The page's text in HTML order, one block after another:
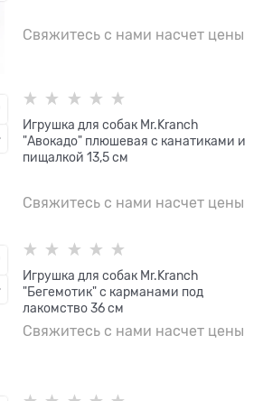
Свяжитесь с нами насчет цены
Игрушка для собак Mr.Kranch
"Авокадо" плюшевая с канатиками и
пищалкой 13,5 см
Свяжитесь с нами насчет цены
Игрушка для собак Mr.Kranch
"Бегемотик" с карманами под
лакомство 36 см
Свяжитесь с нами насчет цены